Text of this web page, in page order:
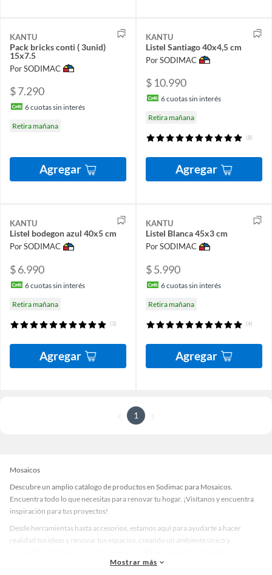
KANTU
Pack bricks conti ( 3unid)
15x7.5
Por SODIMAC
$ 7.290
6cuotas sin interés
Retira mañana
Agregar
KANTU
Listel Santiago 40x4,5 cm
Por SODIMAC
$ 10.990
6cuotas sin interés
Retira mañana
(8)
Agregar
KANTU
Listel bodegon azul 40x5 cm
Por SODIMAC
$ 6.990
6cuotas sin interés
Retira mañana
(3)
Agregar
KANTU
Listel Blanca 45x3 cm
Por SODIMAC
$ 5.990
6cuotas sin interés
Retira mañana
(4)
Agregar
1
Mosaicos
Descubre un amplio catálogo de productos en Sodimac para Mosaicos.
Encuentra todo lo que necesitas para renovar tu hogar. ¡Visítanos y encuentra
inspiración para tus proyectos!
Desde herramientas hasta accesorios, estamos aquí para ayudarte a hacer
realidad tus ideas y renovar tus espacios, creando un ambiente único y
accesorios de calidad que te ayudarán a crear un espacio más tú.
Mostrar más